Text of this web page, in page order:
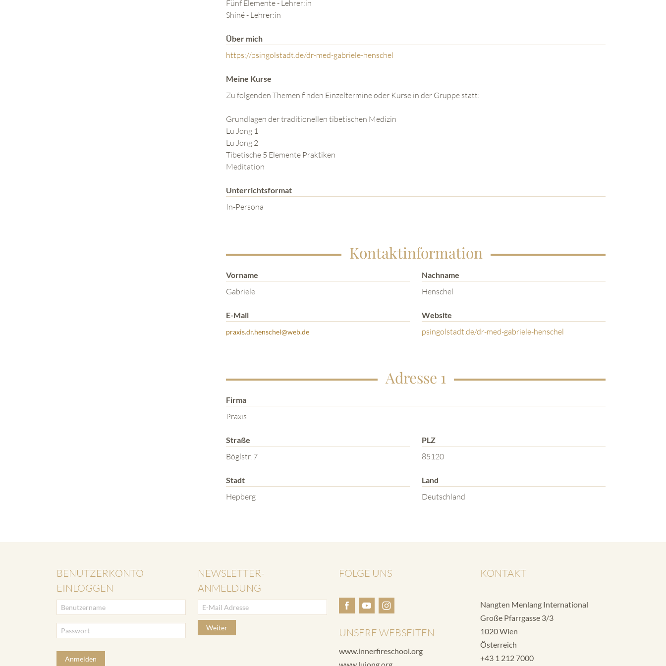
DIE KRAFT DES GEISTES
Fünf Elemente - Lehrer:in
Shiné - Lehrer:in
Über mich
https://psingolstadt.de/dr-med-gabriele-henschel
Meine Kurse
Zu folgenden Themen finden Einzeltermine oder Kurse in der Gruppe statt:
Grundlagen der traditionellen tibetischen Medizin
Lu Jong 1
Lu Jong 2
Tibetische 5 Elemente Praktiken
Meditation
Unterrichtsformat
In-Persona
Kontaktinformation
Vorname
Gabriele
Nachname
Henschel
E-Mail
praxis.dr.henschel@web.de
Website
psingolstadt.de/dr-med-gabriele-henschel
Adresse 1
Firma
Praxis
Straße
Böglstr. 7
PLZ
85120
Stadt
Hepberg
Land
Deutschland
BENUTZERKONTO
EINLOGGEN
Anmelden
NEWSLETTER-
ANMELDUNG
Weiter
FOLGE UNS
UNSERE WEBSEITEN
www.innerfireschool.org
KONTAKT
Nangten Menlang International
Große Pfarrgasse 3/3
1020 Wien
Österreich
+43 1 212 7000